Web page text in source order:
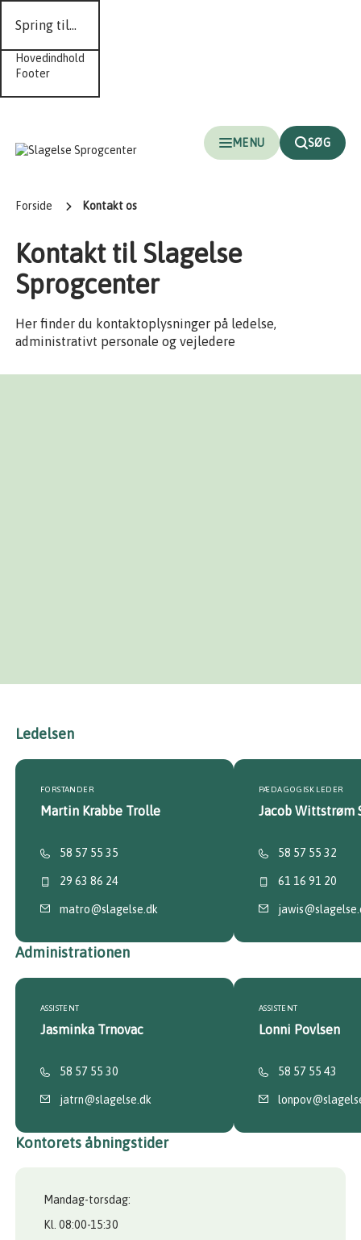
Spring til...
Hovedindhold
Footer
MENU SØG
Forside Kontakt os
Kontakt til Slagelse
Sprogcenter
Her finder du kontaktoplysninger på ledelse,
administrativt personale og vejledere
Ledelsen
FORSTANDER
Martin Krabbe Trolle
58 57 55 35
29 63 86 24
matro@slagelse.dk
PÆDAGOGISK LEDER
Jacob Wittstrøm
58 57 55 32
61 16 91 20
Administrationen
ASSISTENT
Jasminka Trnovac
58 57 55 30
jatrn@slagelse.dk
ASSISTENT
Lonni Povlsen
58 57 55 43
Kontorets åbningstider
Mandag-torsdag:
Kl. 08:00-15:30